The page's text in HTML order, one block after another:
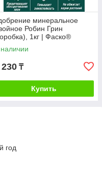
минеральное
Робин Грин
1кг | Фаско®
₸
Купить
год